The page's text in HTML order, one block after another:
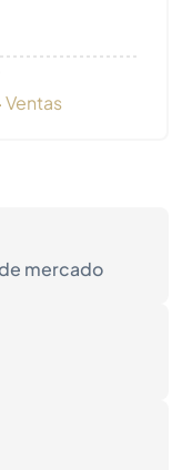
Ventas
mercado